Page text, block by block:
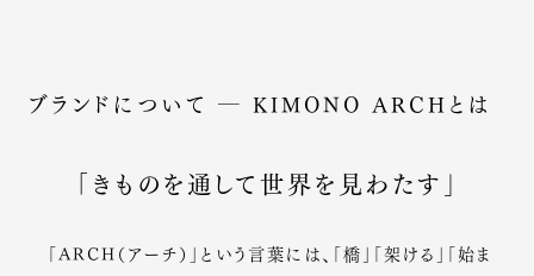
ブランドについて ― KIMONO ARCHとは
「きものを通して世界を見わたす」
「ARCH（アーチ）」という言葉には、「橋」「架ける」「始ま